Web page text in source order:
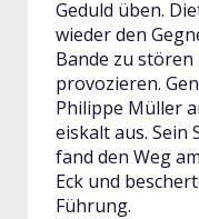
Geduld üben.
wieder den
Bande zu
provozieren.
Philippe Müller
eiskalt aus. Sein
fand den Weg
Eck und
Führung.